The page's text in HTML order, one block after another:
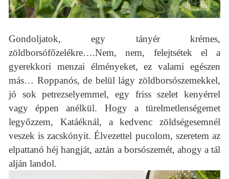
Gondoljatok, egy tányér krémes,
zöldborsófőzelékre….Nem, nem, felejtsétek el a
gyerekkori menzai élményeket, ez valami egészen
más… Roppanós, de belül lágy zöldborsószemekkel,
jó sok petrezselyemmel, egy friss szelet kenyérrel
vagy éppen anélkül. Hogy a türelmetlenségemet
legyőzzem, Katáéknál, a kedvenc zöldségesemnél
veszek is zacskónyit. Élvezettel pucolom, szeretem az
elpattanó héj hangját, aztán a borsószemét, ahogy a tál
alján landol.